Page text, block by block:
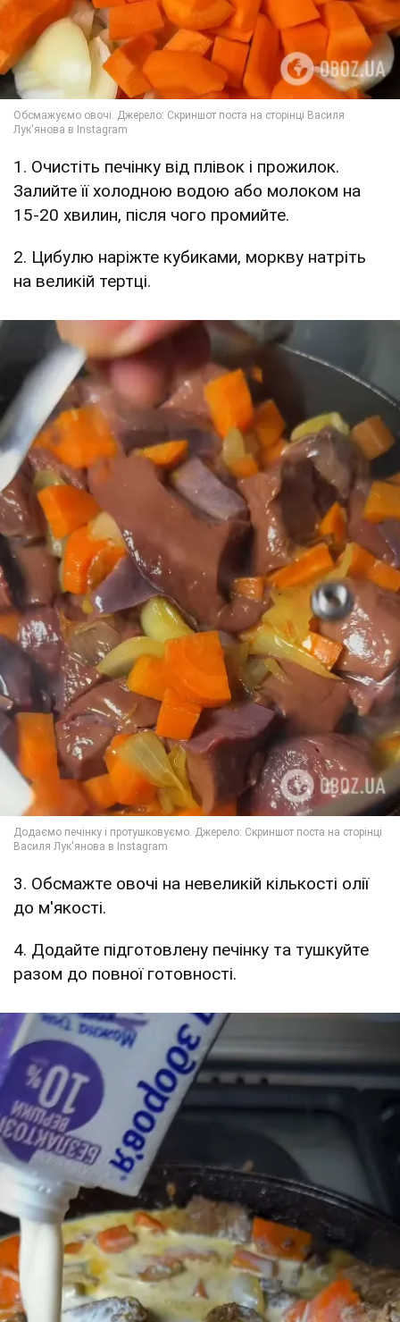
1. Очистіть печінку від плівок і прожилок.
Залийте її холодною водою або молоком на
15-20 хвилин, після чого промийте.
2. Цибулю наріжте кубиками, моркву натріть
на великій тертці.
3. Обсмажте овочі на невеликій кількості олії
до м'якості.
4. Додайте підготовлену печінку та тушкуйте
разом до повної готовності.